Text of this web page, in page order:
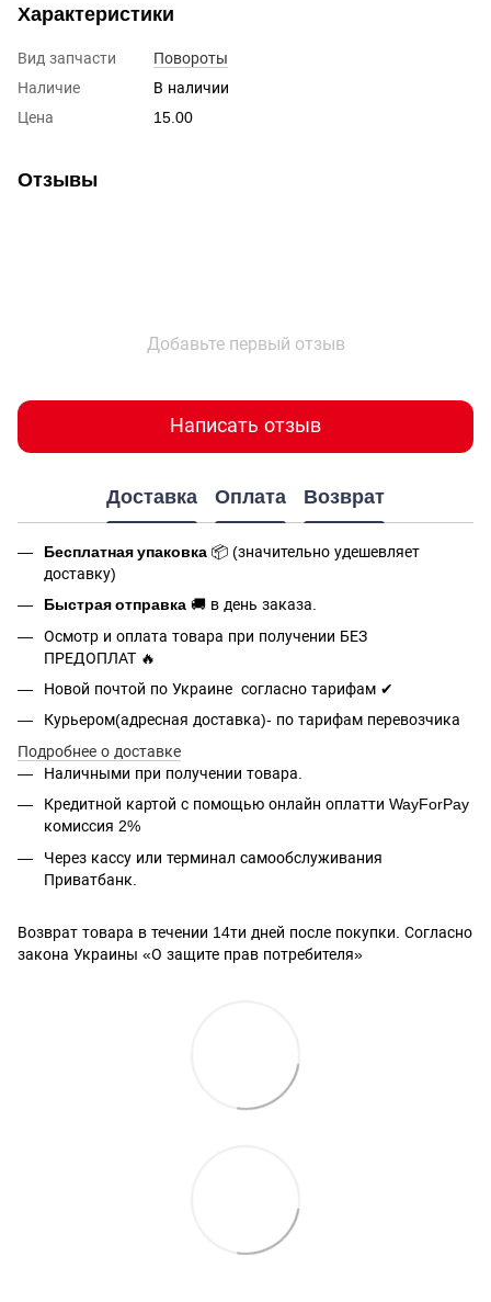
Характеристики
Вид запчасти
Повороты
Наличие
В наличии
Цена
15.00
Отзывы
Добавьте первый отзыв
Написать отзыв
Доставка Оплата Возврат
Бесплатная упаковка 📦 (значительно удешевляет
доставку)
Быстрая отправка 🚚 в день заказа.
Осмотр и оплата товара при получении БЕЗ
ПРЕДОПЛАТ 🔥
Новой почтой по Украине согласно тарифам ✔
Курьером(адресная доставка)- по тарифам перевозчика
Подробнее о доставке
Наличными при получении товара.
Кредитной картой с помощью онлайн оплатти WayForPay
комиссия 2%
Через кассу или терминал самообслуживания
Приватбанк.
Возврат товара в течении 14ти дней после покупки. Согласно
закона Украины «О защите прав потребителя»